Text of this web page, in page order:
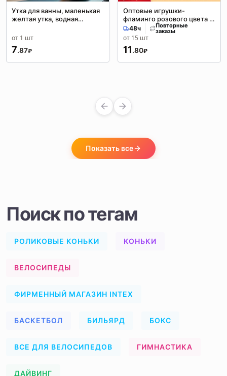
Утка для ванны, маленькая
желтая утка, водная
трансграничная креативная
ресниц, детская игрушка
от 1 шт
7.87₽
Оптовые игрушки-
фламинго розового цвета с
возможностью нанесения
логотипа, виниловые
водой для детей
48ч Повторные
заказы
от 15 шт
11.80₽
Показать все
Поиск по тегам
РОЛИКОВЫЕ КОНЬКИ КОНЬКИ
ВЕЛОСИПЕДЫ
ФИРМЕННЫЙ МАГАЗИН INTEX
БАСКЕТБОЛ БИЛЬЯРД БОКС
ВСЕ ДЛЯ ВЕЛОСИПЕДОВ ГИМНАСТИКА
ДАЙВИНГ